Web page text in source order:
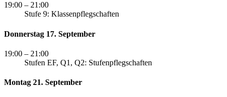
19:00 – 21:00
Stufe 9: Klassenpflegschaften
Donnerstag 17. September
19:00 – 21:00
Stufen EF, Q1, Q2: Stufenpflegschaften
Montag 21. September